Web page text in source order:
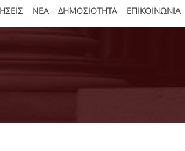
ΝΕΑ ΔΗΜΟΣΙΟΤΗΤΑ ΕΠΙΚΟΙΝΩΝΙΑ